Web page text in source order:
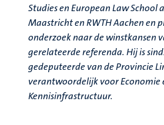
Studies en European Law School
Maastricht en RWTH Aachen en
onderzoek naar de winstkansen
gerelateerde referenda. Hij is
gedeputeerde van de Provincie
verantwoordelijk voor Economie
Kennisinfrastructuur.